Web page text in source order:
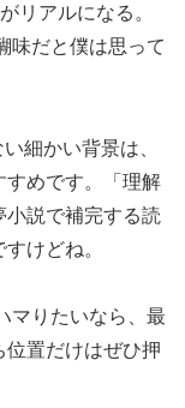
リアルになる。
味だと僕は思って
細かい背景は、
すめです。「理解
小説で補完する読
けどね。
マりたいなら、最
置だけはぜひ押